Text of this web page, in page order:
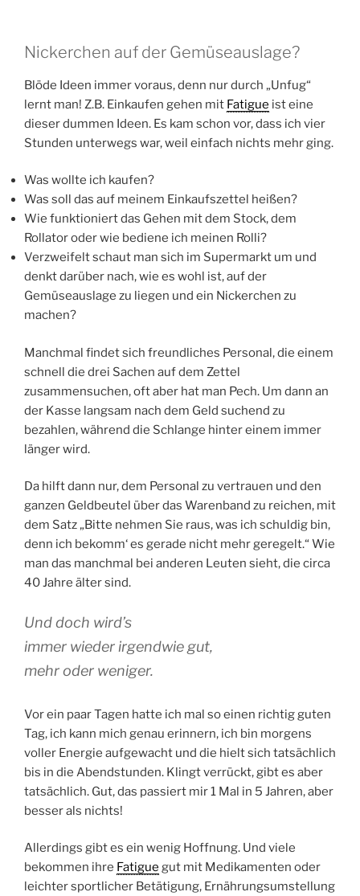
Nickerchen auf der Gemüseauslage?
Blöde Ideen immer voraus, denn nur durch „Unfug“
lernt man! Z.B. Einkaufen gehen mit Fatigue ist eine
dieser dummen Ideen. Es kam schon vor, dass ich vier
Stunden unterwegs war, weil einfach nichts mehr ging.
Was wollte ich kaufen?
Was soll das auf meinem Einkaufszettel heißen?
Wie funktioniert das Gehen mit dem Stock, dem
Rollator oder wie bediene ich meinen Rolli?
Verzweifelt schaut man sich im Supermarkt um und
denkt darüber nach, wie es wohl ist, auf der
Gemüseauslage zu liegen und ein Nickerchen zu
machen?
Manchmal findet sich freundliches Personal, die einem
schnell die drei Sachen auf dem Zettel
zusammensuchen, oft aber hat man Pech. Um dann an
der Kasse langsam nach dem Geld suchend zu
bezahlen, während die Schlange hinter einem immer
länger wird.
Da hilft dann nur, dem Personal zu vertrauen und den
ganzen Geldbeutel über das Warenband zu reichen, mit
dem Satz „Bitte nehmen Sie raus, was ich schuldig bin,
denn ich bekomm‘ es gerade nicht mehr geregelt.“ Wie
man das manchmal bei anderen Leuten sieht, die circa
40 Jahre älter sind.
Und doch wird’s
immer wieder irgendwie gut,
mehr oder weniger.
Vor ein paar Tagen hatte ich mal so einen richtig guten
Tag, ich kann mich genau erinnern, ich bin morgens
voller Energie aufgewacht und die hielt sich tatsächlich
bis in die Abendstunden. Klingt verrückt, gibt es aber
tatsächlich. Gut, das passiert mir 1 Mal in 5 Jahren, aber
besser als nichts!
Allerdings gibt es ein wenig Hoffnung. Und viele
bekommen ihre Fatigue gut mit Medikamenten oder
leichter sportlicher Betätigung, Ernährungsumstellung